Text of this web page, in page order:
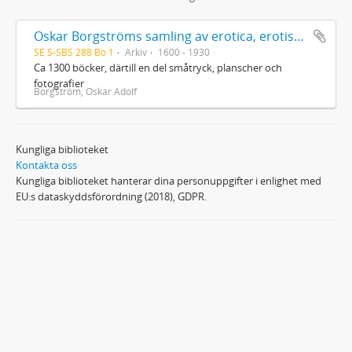
Oskar Borgströms samling av erotica, erotisk litteratur
SE S-SBS 288 Bo 1 Arkiv 1600 - 1930
Ca 1300 böcker, därtill en del småtryck, planscher och
fotografier
Borgström, Oskar Adolf
Kungliga biblioteket
Kontakta oss
Kungliga biblioteket hanterar dina personuppgifter i enlighet med
EU:s dataskyddsförordning (2018), GDPR.